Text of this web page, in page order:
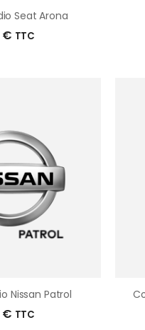
Seat Arona
€ TTC
Nissan Patrol
€ TTC